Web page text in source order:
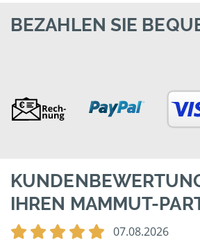
BEZAHLEN SIE
IHREN MAMMUT-
07.08.2026